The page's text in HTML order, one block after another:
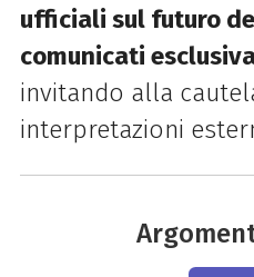
ufficiali sul futuro
comunicati
invitando alla
interpretazioni